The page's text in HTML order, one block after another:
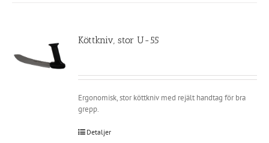
Köttkniv, stor U-55
Ergonomisk, stor köttkniv med rejält handtag för bra
grepp.
Detaljer